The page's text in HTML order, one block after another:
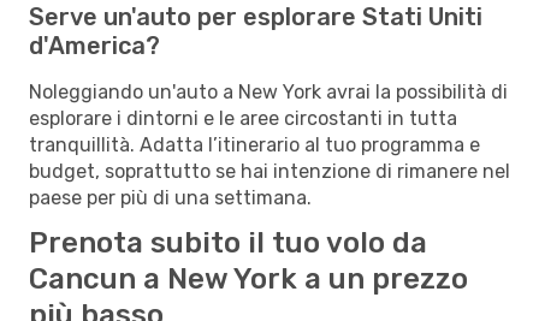
Serve un'auto per esplorare Stati Uniti
d'America?
Noleggiando un'auto a New York avrai la possibilità di
esplorare i dintorni e le aree circostanti in tutta
tranquillità. Adatta l’itinerario al tuo programma e
budget, soprattutto se hai intenzione di rimanere nel
paese per più di una settimana.
Prenota subito il tuo volo da
Cancun a New York a un prezzo